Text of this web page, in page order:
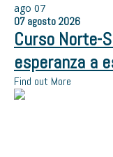
ago 07
07 agosto 2026
Curso Norte-
esperanza a
Find out More